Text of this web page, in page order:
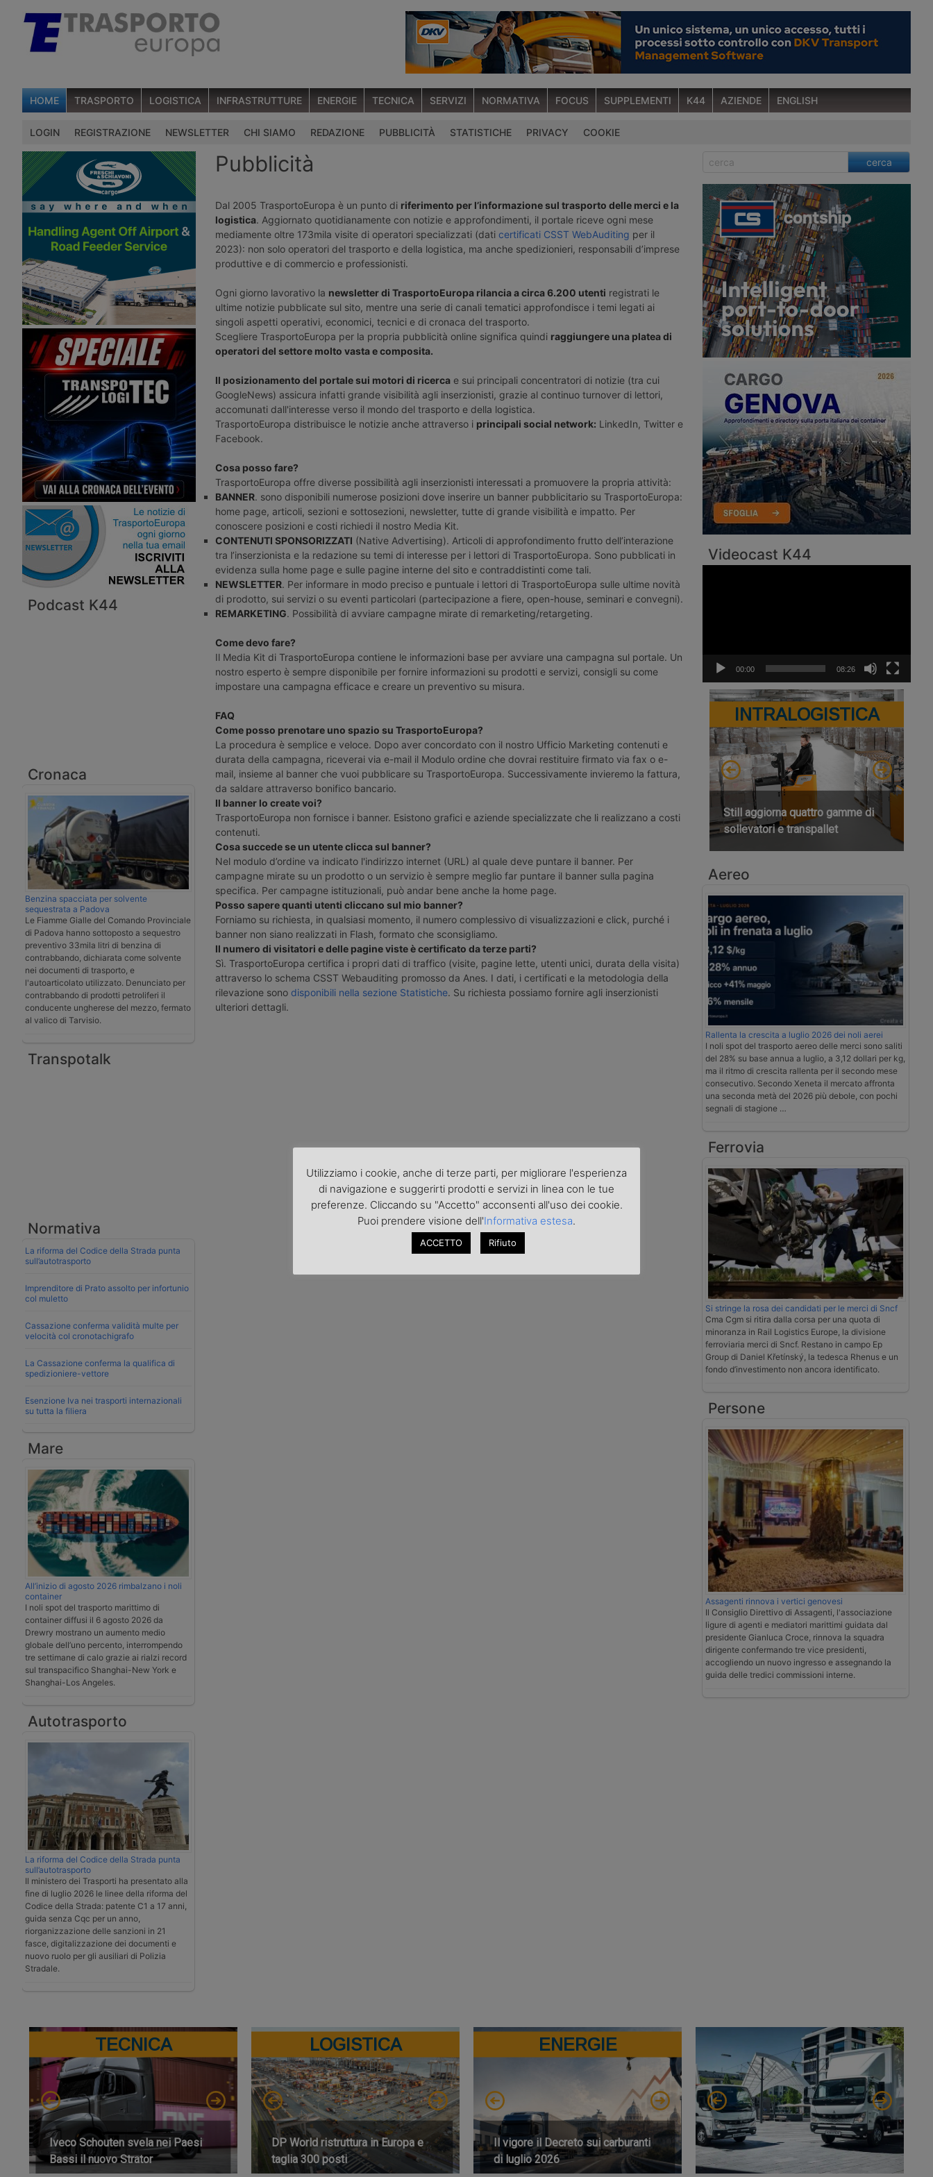
HOME TRASPORTO LOGISTICA INFRASTRUTTURE ENERGIE TECNICA SERVIZI NORMATIVA FOCUS SUPPLEMENTI K44 AZIENDE ENGLISH
LOGIN REGISTRAZIONE NEWSLETTER CHI SIAMO REDAZIONE PUBBLICITÀ STATISTICHE PRIVACY COOKIE
Podcast K44
Cronaca
Benzina spacciata per solvente
sequestrata a Padova
Le Fiamme Gialle del Comando Provinciale
di Padova hanno sottoposto a sequestro
preventivo 33mila litri di benzina di
contrabbando, dichiarata come solvente
nei documenti di trasporto, e
l'autoarticolato utilizzato. Denunciato per
contrabbando di prodotti petroliferi il
conducente ungherese del mezzo, fermato
al valico di Tarvisio.
Transpotalk
Normativa
La riforma del Codice della Strada punta
sull’autotrasporto
Imprenditore di Prato assolto per infortunio
col muletto
Cassazione conferma validità multe per
velocità col cronotachigrafo
La Cassazione conferma la qualifica di
spedizioniere-vettore
Esenzione Iva nei trasporti internazionali
su tutta la filiera
Mare
All’inizio di agosto 2026 rimbalzano i noli
container
I noli spot del trasporto marittimo di
container diffusi il 6 agosto 2026 da
Drewry mostrano un aumento medio
globale dell’uno percento, interrompendo
tre settimane di calo grazie ai rialzi record
sul transpacifico Shanghai-New York e
Shanghai-Los Angeles.
Autotrasporto
La riforma del Codice della Strada punta
sull’autotrasporto
Il ministero dei Trasporti ha presentato alla
fine di luglio 2026 le linee della riforma del
Codice della Strada: patente C1 a 17 anni,
guida senza Cqc per un anno,
riorganizzazione delle sanzioni in 21
fasce, digitalizzazione dei documenti e
nuovo ruolo per gli ausiliari di Polizia
Stradale.
Pubblicità
Dal 2005 TrasportoEuropa è un punto di riferimento per l’informazione sul trasporto delle merci e la
logistica. Aggiornato quotidianamente con notizie e approfondimenti, il portale riceve ogni mese
mediamente oltre 173mila visite di operatori specializzati (dati certificati CSST WebAuditing per il
2023): non solo operatori del trasporto e della logistica, ma anche spedizionieri, responsabili d’imprese
produttive e di commercio e professionisti.
Ogni giorno lavorativo la newsletter di TrasportoEuropa rilancia a circa 6.200 utenti registrati le
ultime notizie pubblicate sul sito, mentre una serie di canali tematici approfondisce i temi legati ai
singoli aspetti operativi, economici, tecnici e di cronaca del trasporto.
Scegliere TrasportoEuropa per la propria pubblicità online significa quindi raggiungere una platea di
operatori del settore molto vasta e composita.
Il posizionamento del portale sui motori di ricerca e sui principali concentratori di notizie (tra cui
GoogleNews) assicura infatti grande visibilità agli inserzionisti, grazie al continuo turnover di lettori,
accomunati dall'interesse verso il mondo del trasporto e della logistica.
TrasportoEuropa distribuisce le notizie anche attraverso i principali social network: LinkedIn, Twitter e
Facebook.
Cosa posso fare?
TrasportoEuropa offre diverse possibilità agli inserzionisti interessati a promuovere la propria attività:
BANNER. sono disponibili numerose posizioni dove inserire un banner pubblicitario su TrasportoEuropa:
home page, articoli, sezioni e sottosezioni, newsletter, tutte di grande visibilità e impatto. Per
conoscere posizioni e costi richiedi il nostro Media Kit.
CONTENUTI SPONSORIZZATI (Native Advertising). Articoli di approfondimento frutto dell’interazione
tra l’inserzionista e la redazione su temi di interesse per i lettori di TrasportoEuropa. Sono pubblicati in
evidenza sulla home page e sulle pagine interne del sito e contraddistinti come tali.
NEWSLETTER. Per informare in modo preciso e puntuale i lettori di TrasportoEuropa sulle ultime novità
di prodotto, sui servizi o su eventi particolari (partecipazione a fiere, open-house, seminari e convegni).
REMARKETING. Possibilità di avviare campagne mirate di remarketing/retargeting.
Come devo fare?
Il Media Kit di TrasportoEuropa contiene le informazioni base per avviare una campagna sul portale. Un
nostro esperto è sempre disponibile per fornire informazioni su prodotti e servizi, consigli su come
impostare una campagna efficace e creare un preventivo su misura.
FAQ
Come posso prenotare uno spazio su TrasportoEuropa?
La procedura è semplice e veloce. Dopo aver concordato con il nostro Ufficio Marketing contenuti e
durata della campagna, riceverai via e-mail il Modulo ordine che dovrai restituire firmato via fax o e-
mail, insieme al banner che vuoi pubblicare su TrasportoEuropa. Successivamente invieremo la fattura,
da saldare attraverso bonifico bancario.
Il banner lo create voi?
TrasportoEuropa non fornisce i banner. Esistono grafici e aziende specializzate che li realizzano a costi
contenuti.
Cosa succede se un utente clicca sul banner?
Nel modulo d’ordine va indicato l'indirizzo internet (URL) al quale deve puntare il banner. Per
campagne mirate su un prodotto o un servizio è sempre meglio far puntare il banner sulla pagina
specifica. Per campagne istituzionali, può andar bene anche la home page.
Posso sapere quanti utenti cliccano sul mio banner?
Forniamo su richiesta, in qualsiasi momento, il numero complessivo di visualizzazioni e click, purché i
banner non siano realizzati in Flash, formato che sconsigliamo.
Il numero di visitatori e delle pagine viste è certificato da terze parti?
Sì. TrasportoEuropa certifica i propri dati di traffico (visite, pagine lette, utenti unici, durata della visita)
attraverso lo schema CSST Webauditing promosso da Anes. I dati, i certificati e la metodologia della
rilevazione sono disponibili nella sezione Statistiche. Su richiesta possiamo fornire agli inserzionisti
ulteriori dettagli.
cerca
Videocast K44
00:00 08:26
INTRALOGISTICA
Still aggiorna quattro gamme di
sollevatori e transpallet
Aereo
Rallenta la crescita a luglio 2026 dei noli aerei
I noli spot del trasporto aereo delle merci sono saliti
del 28% su base annua a luglio, a 3,12 dollari per kg,
ma il ritmo di crescita rallenta per il secondo mese
consecutivo. Secondo Xeneta il mercato affronta
una seconda metà del 2026 più debole, con pochi
segnali di stagione …
Ferrovia
Si stringe la rosa dei candidati per le merci di Sncf
Cma Cgm si ritira dalla corsa per una quota di
minoranza in Rail Logistics Europe, la divisione
ferroviaria merci di Sncf. Restano in campo Ep
Group di Daniel Křetínský, la tedesca Rhenus e un
fondo d’investimento non ancora identificato.
Persone
Assagenti rinnova i vertici genovesi
Il Consiglio Direttivo di Assagenti, l'associazione
ligure di agenti e mediatori marittimi guidata dal
presidente Gianluca Croce, rinnova la squadra
dirigente confermando tre vice presidenti,
accogliendo un nuovo ingresso e assegnando la
guida delle tredici commissioni interne.
TECNICA
Iveco Schouten svela nei Paesi
Bassi il nuovo Strator
LOGISTICA
DP World ristruttura in Europa e
taglia 300 posti
ENERGIE
Il vigore il Decreto sui carburanti
di luglio 2026
SERVIZI
Nuovo importatore del marchio
Fuso in Italia
Utilizziamo i cookie, anche di terze parti, per migliorare l'esperienza
di navigazione e suggerirti prodotti e servizi in linea con le tue
preferenze. Cliccando su "Accetto" acconsenti all'uso dei cookie.
Puoi prendere visione dell'Informativa estesa.
ACCETTO Rifiuto